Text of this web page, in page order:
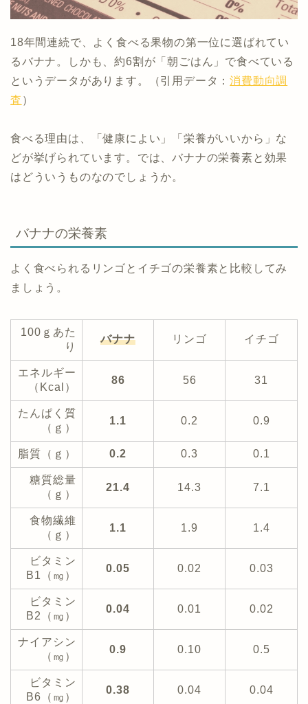
18年間連続で、よく食べる果物の第一位に選ばれてい
るバナナ。しかも、約6割が「朝ごはん」で食べている
というデータがあります。（引用データ：消費動向調
査 ）
食べる理由は、「健康によい」「栄養がいいから」な
どが挙げられています。では、バナナの栄養素と効果
はどういうものなのでしょうか。
バナナの栄養素
よく食べられるリンゴとイチゴの栄養素と比較してみ
ましょう。
100ｇあた
り
バナナ リンゴ イチゴ
エネルギー
（Kcal）
86 56 31
たんぱく質
（ｇ）
1.1 0.2 0.9
脂質（ｇ） 0.2 0.3 0.1
糖質総量
（ｇ）
21.4 14.3 7.1
食物繊維
（ｇ）
1.1 1.9 1.4
ビタミン
B1（㎎）
0.05 0.02 0.03
ビタミン
B2（㎎）
0.04 0.01 0.02
ナイアシン
（㎎）
0.9 0.10 0.5
ビタミン
B6（㎎）
0.38 0.04 0.04